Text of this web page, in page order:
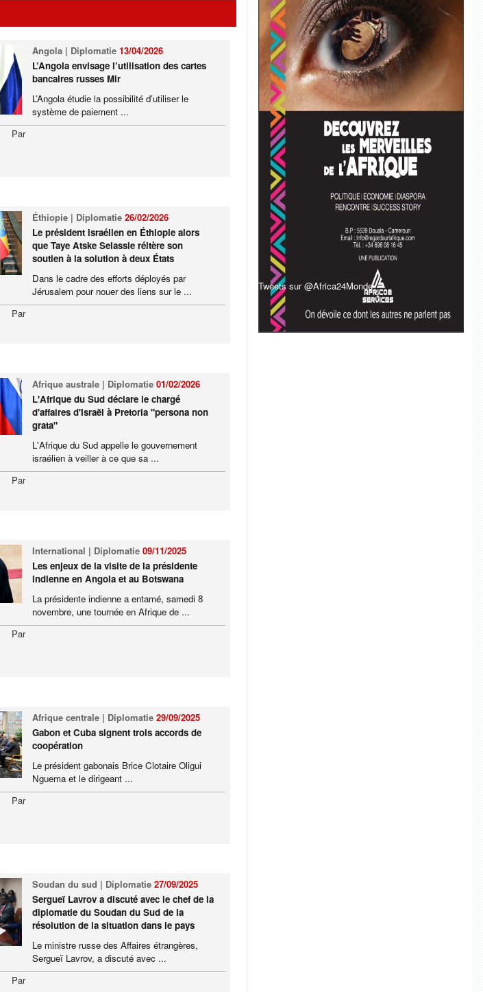
Angola | Diplomatie 13/04/2026
L’Angola envisage l’utilisation des cartes
bancaires russes Mir
L’Angola étudie la possibilité d’utiliser le
système de paiement ...
Par
Éthiopie | Diplomatie 26/02/2026
Le président israélien en Éthiopie alors
que Taye Atske Selassie réitère son
soutien à la solution à deux États
Dans le cadre des efforts déployés par
Jérusalem pour nouer des liens sur le ...
Par
Afrique australe | Diplomatie 01/02/2026
L'Afrique du Sud déclare le chargé
d'affaires d'Israël à Pretoria "persona non
grata"
L'Afrique du Sud appelle le gouvernement
israélien à veiller à ce que sa ...
Par
International | Diplomatie 09/11/2025
Les enjeux de la visite de la présidente
indienne en Angola et au Botswana
La présidente indienne a entamé, samedi 8
novembre, une tournée en Afrique de ...
Par
Afrique centrale | Diplomatie 29/09/2025
Gabon et Cuba signent trois accords de
coopération
Le président gabonais Brice Clotaire Oligui
Nguema et le dirigeant ...
Par
Soudan du sud | Diplomatie 27/09/2025
Sergueï Lavrov a discuté avec le chef de la
diplomatie du Soudan du Sud de la
résolution de la situation dans le pays
Le ministre russe des Affaires étrangères,
Sergueï Lavrov, a discuté avec ...
Par
Tweets sur @Africa24Monde